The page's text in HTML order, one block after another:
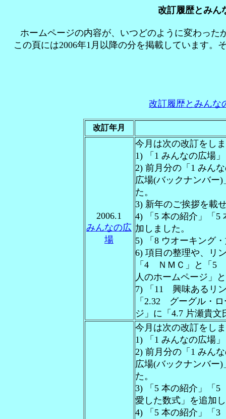
改訂履歴とみん
ホームページの内容が、いつどのように変わっ
この頁には2006年1月以降の分を掲載しています
改訂履歴とみんな
改訂年月
2006.1
みんなの広
場
今月は次の改訂をし
1) 「1 みんなの広場
2) 前月分の「1 みん
広場(バックナンバー)
た。
3) 新年のご挨拶を載
4) 「5 本の紹介」「
加しました。
5) 「8 ウオーキング
6) 項目の整理や、リ
「4 ＮＭＣ」と「5
人のホームページ」
7) 「11 興味あるリ
「2.32 グーグル・
ジ」に「4.7 片瀬貴
今月は次の改訂をし
1) 「1 みんなの広場
2) 前月分の「1 みん
広場(バックナンバー)
た。
3) 「5 本の紹介」「
愛した数式」を追加
4) 「5 本の紹介」「